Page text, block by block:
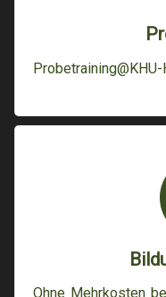
Ohne Mehrkosten